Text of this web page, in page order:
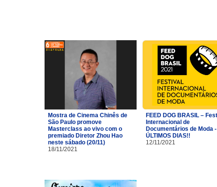
Mostra de Cinema Chinês de
São Paulo promove
Masterclass ao vivo com o
premiado Diretor Zhou Hao
neste sábado (20/11)
18/11/2021
FEED DOG BRASIL –
Internacional de
Documentários de Moda -
ÚLTIMOS DIAS!!
12/11/2021